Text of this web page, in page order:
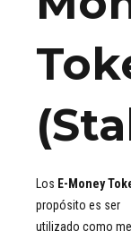
Los E-Money
propósito es ser
utilizado como